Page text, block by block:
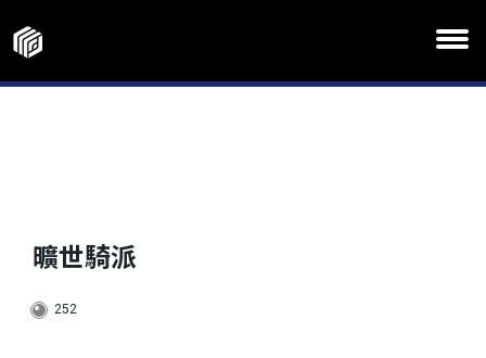
曠世騎派
252